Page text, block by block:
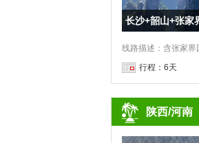
长沙+韶山+张家
行程：6天
陕西/河南